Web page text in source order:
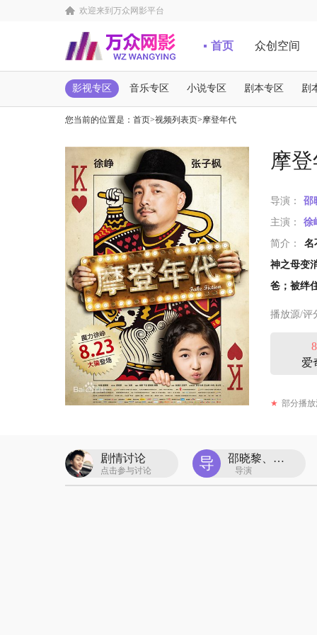
欢迎来到万众网影平台
首页 众创空间
影视专区 音乐专区 小说专区 剧本专区 剧
您当前的位置是： 首页>视频列表页>摩登年代
摩
导演：
邵
主演：
徐
简介：
名
神之母变
爸；被绊
播放源/评
爱
★ 部分播
剧情讨论
点击参与讨论 导 邵晓黎、杜鹏
导演